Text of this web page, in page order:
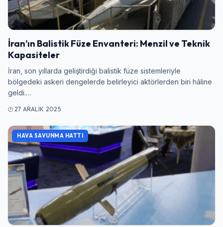
İran’ın Balistik Füze Envanteri: Menzil ve Teknik
Kapasiteler
İran, son yıllarda geliştirdiği balistik füze sistemleriyle
bölgedeki askeri dengelerde belirleyici aktörlerden biri hâline
geldi.…
27 ARALIK 2025
HAVA SAVUNMA HATTI